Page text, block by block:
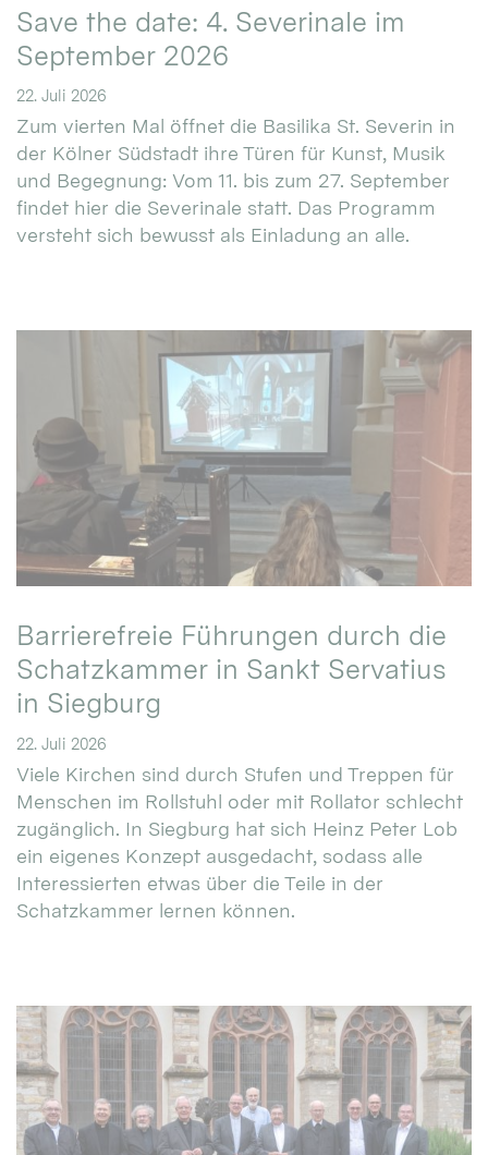
Save the date: 4. Severinale im
September 2026
22. Juli 2026
Zum vierten Mal öffnet die Basilika St. Severin in
der Kölner Südstadt ihre Türen für Kunst, Musik
und Begegnung: Vom 11. bis zum 27. September
findet hier die Severinale statt. Das Programm
versteht sich bewusst als Einladung an alle.
Barrierefreie Führungen durch die
Schatzkammer in Sankt Servatius
in Siegburg
22. Juli 2026
Viele Kirchen sind durch Stufen und Treppen für
Menschen im Rollstuhl oder mit Rollator schlecht
zugänglich. In Siegburg hat sich Heinz Peter Lob
ein eigenes Konzept ausgedacht, sodass alle
Interessierten etwas über die Teile in der
Schatzkammer lernen können.